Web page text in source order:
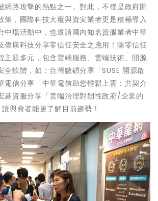
網路攻擊的熱點之一。對此，不僅是政府開
策，國際科技大廠與資安業者更是積極導入
中場活動中，也邀請國內知名資服業者中華
偉康科技分享零信任安全之應用！除零信任
主題多元，包含雲端服務、雲端技術、開源
全軟體，如：台灣數碩分享「SUSE 開源啟
電信分享「中華電信助您輕鬆上雲：共契介
碁資服分享「雲端治理對韌性政府/企業的
與會者能更了解目前趨勢！